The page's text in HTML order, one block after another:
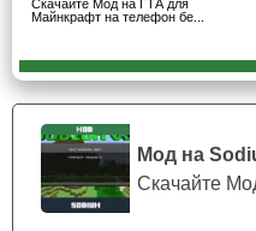
Мод на
Наиболее
Танки
Не только враги могут
вооружением в мое на
Скачайте Мод на ГТА для
Майнкрафт на телефон бе...